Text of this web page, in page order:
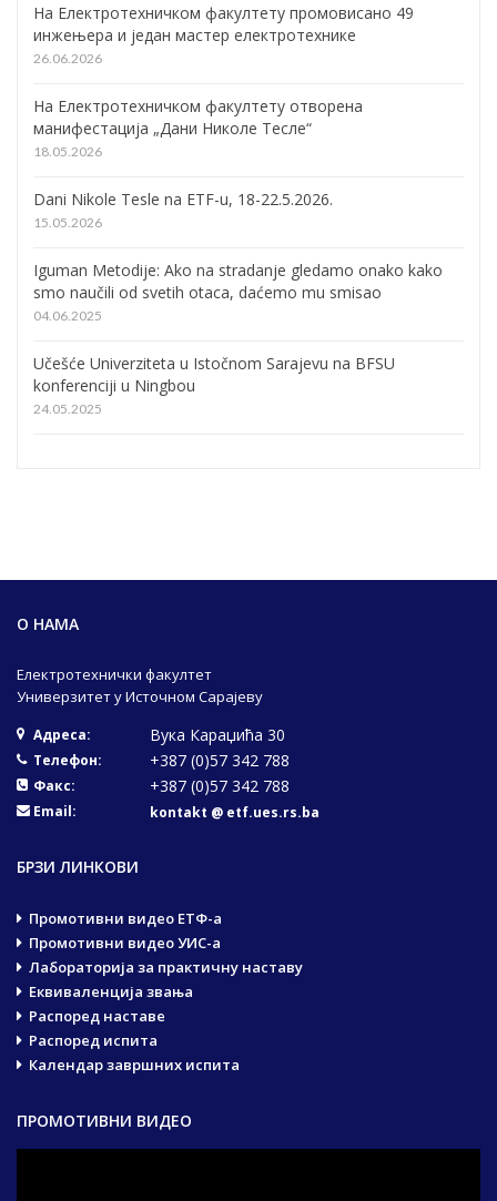
На Електротехничком факултету промовисано 49
инжењера и један мастер електротехнике
26.06.2026
На Електротехничком факултету отворена
манифестација „Дани Николе Тесле“
18.05.2026
Dani Nikole Tesle na ETF-u, 18-22.5.2026.
15.05.2026
Iguman Metodije: Ako na stradanje gledamo onako kako
smo naučili od svetih otaca, daćemo mu smisao
04.06.2025
Učešće Univerziteta u Istočnom Sarajevu na BFSU
konferenciji u Ningbou
24.05.2025
О НАМА
Електротехнички факултет
Универзитет у Источном Сарајеву
Адреса: Вука Караџића 30
Телефон: +387 (0)57 342 788
Факс: +387 (0)57 342 788
Email: kontakt @ etf.ues.rs.ba
БРЗИ ЛИНКОВИ
Промотивни видео ЕТФ-а
Промотивни видео УИС-а
Лабораторија за практичну наставу
Еквиваленција звања
Распоред наставе
Распоред испита
Календар завршних испита
ПРОМОТИВНИ ВИДЕО